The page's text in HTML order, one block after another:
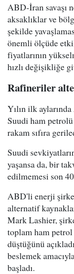
ABD-İran savaşı
aksaklıklar ve
şekilde
önemli ölçüde
fiyatlarının
hızlı değişikliğe
Rafineriler
Yılın ilk
Suudi ham
rakam sıfıra
Suudi
yaşansa da, bir
edilmemesi son
ABD'li enerji
alternatif
Mark Lashier,
toplam ham petrol
düştüğünü
beslemek
başladı.